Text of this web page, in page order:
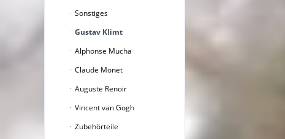
Sonstiges
Gustav Klimt
Alphonse Mucha
Claude Monet
Auguste Renoir
Vincent van Gogh
Zubehörteile